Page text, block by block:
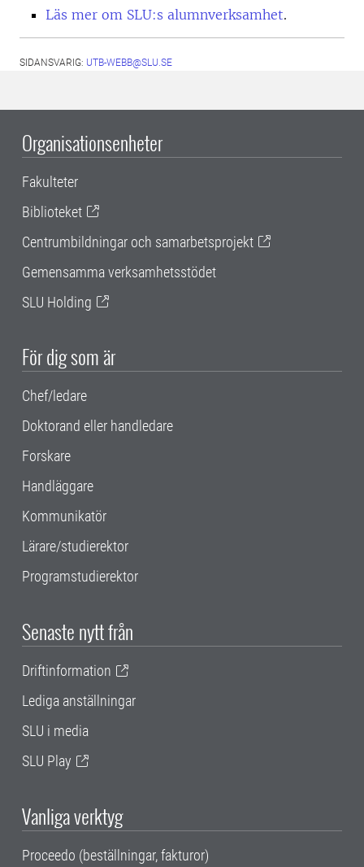
Läs mer om SLU:s alumnverksamhet.
SIDANSVARIG: UTB-WEBB@SLU.SE
Organisationsenheter
Fakulteter
Biblioteket
Centrumbildningar och samarbetsprojekt
Gemensamma verksamhetsstödet
SLU Holding
För dig som är
Chef/ledare
Doktorand eller handledare
Forskare
Handläggare
Kommunikatör
Lärare/studierektor
Programstudierektor
Senaste nytt från
Driftinformation
Lediga anställningar
SLU i media
SLU Play
Vanliga verktyg
Proceedo (beställningar, fakturor)